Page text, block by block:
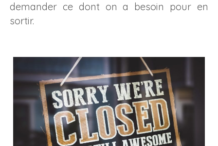
demander ce dont on a besoin pour en
sortir.